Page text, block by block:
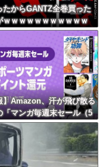
たからGANTZ全巻買った
ｗｗｗｗｗｗｗｗｗｗｗ
】Amazon、汗が飛び散る
「マンガ毎週末セール（5
）」を開催ｗｗｗｗｗｗ
ｗ